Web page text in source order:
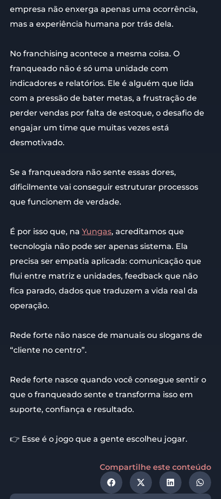
empresa não enxerga apenas uma ocorrência,
mas a experiência humana por trás dela.
No franchising acontece a mesma coisa. O
franqueado não é só uma unidade com
indicadores e relatórios. Ele é alguém que lida
com a pressão de bater metas, a frustração de
perder vendas por falta de estoque, o desafio de
engajar um time que muitas vezes está
desmotivado.
Se a franqueadora não sente essas dores,
dificilmente vai conseguir estruturar processos
que funcionem de verdade.
É por isso que, na Yungas, acreditamos que
tecnologia não pode ser apenas sistema. Ela
precisa ser empatia aplicada: comunicação que
flui entre matriz e unidades, feedback que não
fica parado, dados que traduzem a vida real da
operação.
Rede forte não nasce de manuais ou slogans de
“cliente no centro”.
Rede forte nasce quando você consegue sentir o
que o franqueado sente e transforma isso em
suporte, confiança e resultado.
👉 Esse é o jogo que a gente escolheu jogar.
Compartilhe este conteúdo